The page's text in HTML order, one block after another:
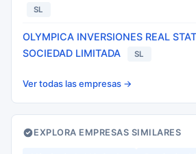
SL
OLYMPICA INVERSIONES REAL
SOCIEDAD LIMITADA
SL
Ver todas las empresas →
EXPLORA EMPRESAS SIMILARES